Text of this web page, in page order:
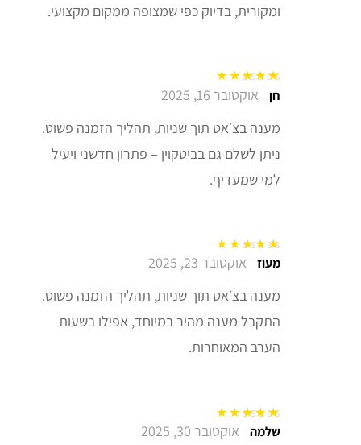
ומקורית, בדיוק כפי שמצופה ממקום מקצועי.
דורג5 מתוך 5 חן אוקטובר 16, 2025
מענה בצ׳אט תוך שניות, תהליך הזמנה פשוט.
ניתן לשלם גם בביטקוין – פתרון חדשני ויעיל
למי שמעדיף.
דורג5מתוך 5מעוז אוקטובר 23, 2025
מענה בצ׳אט תוך שניות, תהליך הזמנה פשוט.
התקבל מענה מהיר במיוחד, אפילו בשעות
הערב המאוחרות.
דורג5מתוך 5שלמה אוקטובר 30, 2025